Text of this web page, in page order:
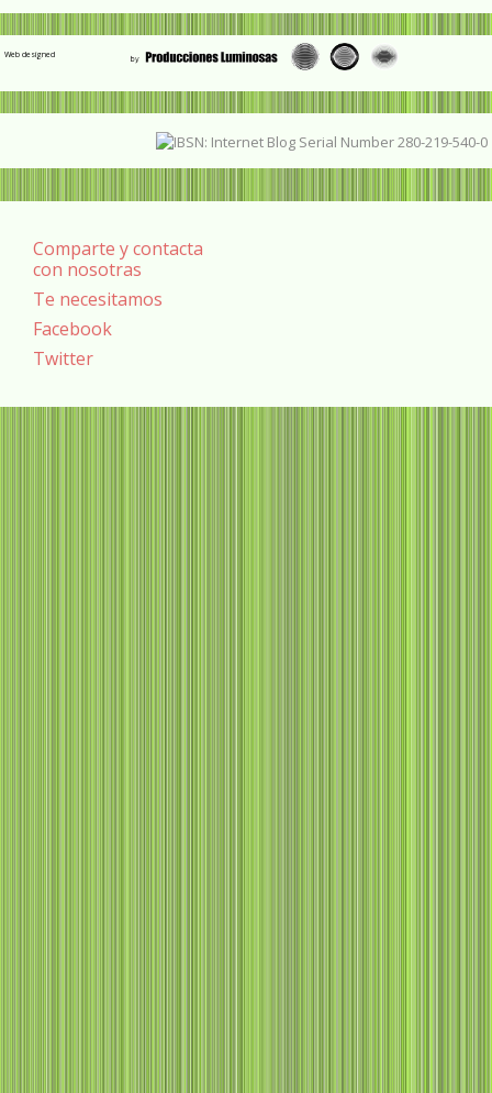
Web designed
Comparte y contacta
con nosotras
Te necesitamos
Facebook
Twitter